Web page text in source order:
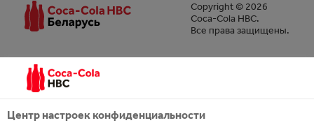
Copyright © 2026
Coca-Cola HBC.
Все права защищены.
Центр настроек конфиденциальности